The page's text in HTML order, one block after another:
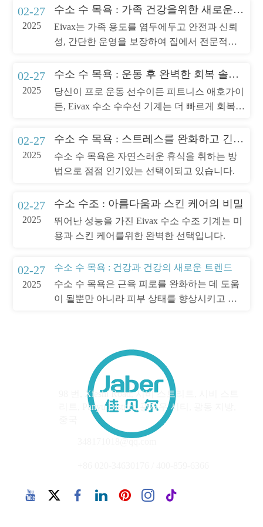
02-27
2025
수소 수 목욕 : 가족 건강을위한 새로운 선택
Eivax는 가족 용도를 염두에두고 안전과 신뢰
성, 간단한 운영을 보장하여 집에서 전문적인
02-27
2025
수소 수 목욕 : 운동 후 완벽한 회복 솔루션
당신이 프로 운동 선수이든 피트니스 애호가이
든, Eivax 수소 수수선 기계는 더 빠르게 회복하
습니다. eivax를 선택하고, 건강하고 효율적인
방법을 선택하십시오.
02-27
2025
수소 수 목욕 : 스트레스를 완화하고 긴장을 풀십시오
수소 수 목욕은 자연스러운 휴식을 취하는 방
법으로 점점 인기있는 선택이되고 있습니다.
02-27
2025
수소 수조 : 아름다움과 스킨 케어의 비밀
뛰어난 성능을 가진 Eivax 수소 수조 기계는 미
용과 스킨 케어를위한 완벽한 선택입니다.
02-27
2025
수소 수 목욕 : 건강과 건강의 새로운 트렌드
수소 수 목욕은 근육 피로를 완화하는 데 도움
이 될뿐만 아니라 피부 상태를 향상시키고 면
98 번, Xieshi Road, 시비 스트리트, 시비 스트
리트, Panyu District, 광저우 시티, 광동 지방,
348171018@qq.com